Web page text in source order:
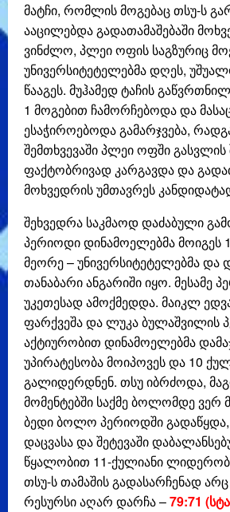
მატჩი, რომლის მოგებაც თსუ-ს
ააცილებდა გადათამაშებაში
ვინძლო, პლეი ოფის საგზურიც
უნივერსიტეტელებმა დღეს,
წააგეს. მუჰამედ ტაჩის
1 მოგებით ჩამორჩებოდა და
ესაჭიროებოდა გამარჯვება,
შემთხვევაში პლეი ოფში გასვლის
ფაქტობრივად კარგავდა და
მოხვედრის უმთავრეს
შეხვედრა საკმაოდ დაძაბული
პერიოდი დინამოელებმა
მეორე – უნივერსიტეტელებმა და
თანაბარი ანგარიში იყო. მესამე
უკეთესად ამოქმედდა. მაიკლ
ფარქვეშა და ლუკა ბულაშვილის
აქტიურობით დინამოელებმა
უპირატესობა მოიპოვეს და 10
გალიდერდნენ. თსუ იბრძოდა,
მომენტებში საქმე ბოლომდე ვერ
ბედი ბოლო პერიოდში
დაცვასა და შეტევაში
წყალობით 11-ქულიანი
თსუ-ს თამაშის გადასარჩენად
რესურსი აღარ დარჩა –79:71